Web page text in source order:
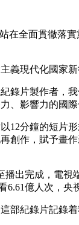
VR/AR 4K专区
CBA NBA
文化体育
非遗 文化
全面貫徹落
現代化國家新
片製作者，我
影響力的國
分鐘的短片
創作，賦予
完成，電視
億人次，
紀錄片記錄着